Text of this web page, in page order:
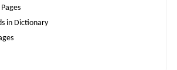
in Dictionary